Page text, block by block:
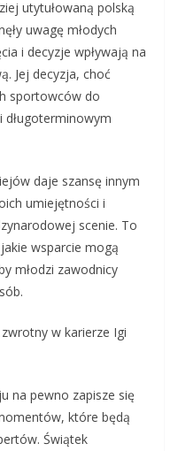
utytułowaną polską
uwagę młodych
i decyzje wpływają na
Jej decyzja, choć
sportowców do
długoterminowym
daje szansę innym
umiejętności i
scenie. To
wsparcie mogą
młodzi zawodnicy
w karierze Igi
na pewno zapisze się
które będą
Świątek